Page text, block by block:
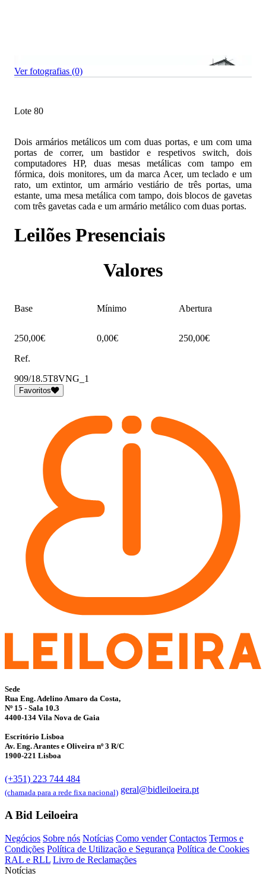
Ver fotografias (0)
Lote 80
Dois armários metálicos um com duas portas, e um com uma
portas de correr, um bastidor e respetivos switch, dois
computadores HP, duas mesas metálicas com tampo em
fórmica, dois monitores, um da marca Acer, um teclado e um
rato, um extintor, um armário vestiário de três portas, uma
estante, uma mesa metálica com tampo, dois blocos de gavetas
com três gavetas cada e um armário metálico com duas portas.
Leilões Presenciais
Valores
Base Mínimo Abertura
250,00€ 0,00€
250,00€
Ref.
909/18.5T8VNG_1
Favoritos
Sede
Rua Eng. Adelino Amaro da Costa,
Nº 15 - Sala 10.3
4400-134 Vila Nova de Gaia
Escritório Lisboa
Av. Eng. Arantes e Oliveira nº 3 R/C
1900-221 Lisboa
(+351) 223 744 484
(chamada para a rede fixa nacional) geral@bidleiloeira.pt
A Bid Leiloeira
Negócios Sobre nós Notícias Como vender Contactos Termos e
Condições Política de Utilização e Segurança Política de Cookies
RAL e RLL Livro de Reclamações
Notícias